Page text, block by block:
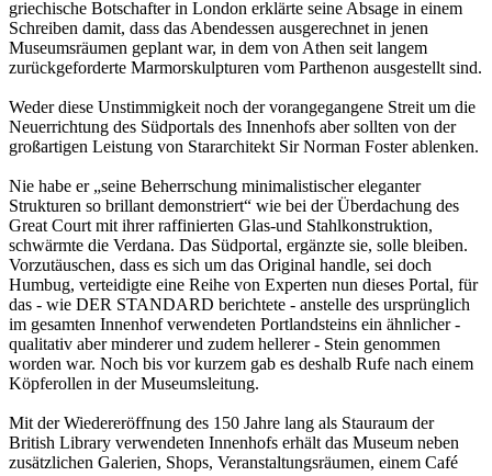
griechische Botschafter in London erklärte seine Absage in einem
Schreiben damit, dass das Abendessen ausgerechnet in jenen
Museumsräumen geplant war, in dem von Athen seit langem
zurückgeforderte Marmorskulpturen vom Parthenon ausgestellt sind.
Weder diese Unstimmigkeit noch der vorangegangene Streit um die
Neuerrichtung des Südportals des Innenhofs aber sollten von der
großartigen Leistung von Stararchitekt Sir Norman Foster ablenken.
Nie habe er „seine Beherrschung minimalistischer eleganter
Strukturen so brillant demonstriert“ wie bei der Überdachung des
Great Court mit ihrer raffinierten Glas-und Stahlkonstruktion,
schwärmte die Verdana. Das Südportal, ergänzte sie, solle bleiben.
Vorzutäuschen, dass es sich um das Original handle, sei doch
Humbug, verteidigte eine Reihe von Experten nun dieses Portal, für
das - wie DER STANDARD berichtete - anstelle des ursprünglich
im gesamten Innenhof verwendeten Portlandsteins ein ähnlicher -
qualitativ aber minderer und zudem hellerer - Stein genommen
worden war. Noch bis vor kurzem gab es deshalb Rufe nach einem
Köpferollen in der Museumsleitung.
Mit der Wiedereröffnung des 150 Jahre lang als Stauraum der
British Library verwendeten Innenhofs erhält das Museum neben
zusätzlichen Galerien, Shops, Veranstaltungsräumen, einem Café